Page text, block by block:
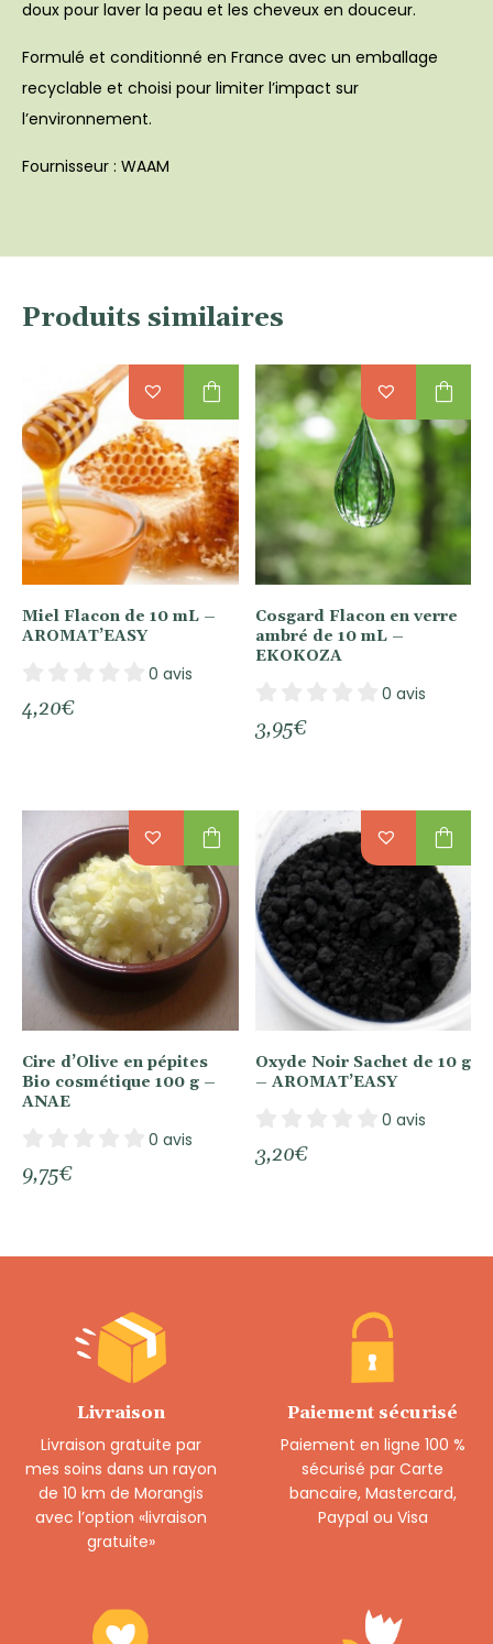
doux pour laver la peau et les cheveux en douceur.
Formulé et conditionné en France avec un emballage
recyclable et choisi pour limiter l’impact sur
l’environnement.
Fournisseur : WAAM
Produits similaires
Miel Flacon de 10 mL –
AROMAT’EASY
0 avis
4,20€
shopping_bag
Cosgard Flacon en verre
ambré de 10 mL –
EKOKOZA
0 avis
3,95€
shopping_bag
Cire d’Olive en pépites
Bio cosmétique 100 g –
ANAE
0 avis
9,75€
shopping_bag
Oxyde Noir Sachet de 10 g
– AROMAT’EASY
0 avis
3,20€
shopping_bag
Livraison
Livraison gratuite par
mes soins dans un rayon
de 10 km de Morangis
avec l’option «livraison
gratuite»
Paiement sécurisé
Paiement en ligne 100 %
sécurisé par Carte
bancaire, Mastercard,
Paypal ou Visa